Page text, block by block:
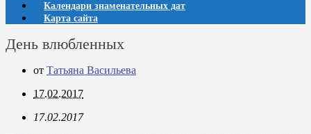
Календари знаменательных дат
Карта сайта
День влюбленных
от Татьяна Васильева
17.02.2017
17.02.2017